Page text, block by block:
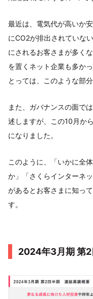
最近は、電気代が高いか
にCO2が排出されていな
にされるお客さまが多く
を置くネット企業も多か
とっては、このような部
また、ガバナンスの面で
述しますが、この10月か
になりました。
このように、「いかに全
か」「さくらインターネ
があるとお客さまに知っ
す。
2024年3月期 第2